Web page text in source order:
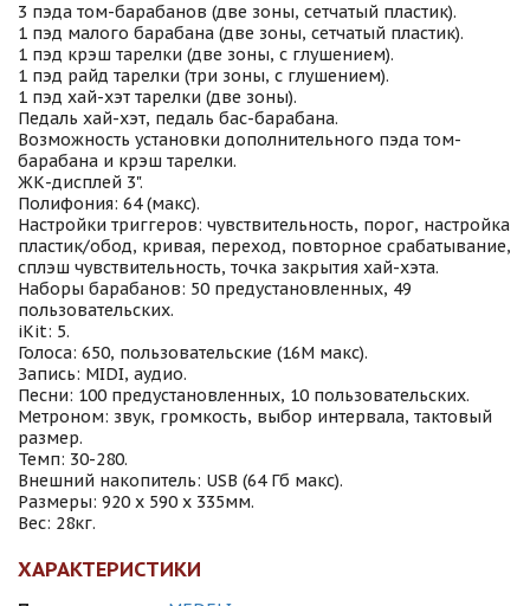
3 пэда том-барабанов (две зоны, сетчатый пластик).
1 пэд малого барабана (две зоны, сетчатый пластик).
1 пэд крэш тарелки (две зоны, с глушением).
1 пэд райд тарелки (три зоны, с глушением).
1 пэд хай-хэт тарелки (две зоны).
Педаль хай-хэт, педаль бас-барабана.
Возможность установки дополнительного пэда том-
барабана и крэш тарелки.
ЖК-дисплей 3".
Полифония: 64 (макс).
Настройки триггеров: чувствительность, порог, настройка
пластик/обод, кривая, переход, повторное срабатывание,
сплэш чувствительность, точка закрытия хай-хэта.
Наборы барабанов: 50 предустановленных, 49
пользовательских.
iKit: 5.
Голоса: 650, пользовательские (16M макс).
Запись: MIDI, аудио.
Песни: 100 предустановленных, 10 пользовательских.
Метроном: звук, громкость, выбор интервала, тактовый
размер.
Темп: 30-280.
Внешний накопитель: USB (64 Гб макс).
Размеры: 920 х 590 х 335мм.
Вес: 28кг.
ХАРАКТЕРИСТИКИ